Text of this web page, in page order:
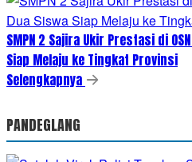
SMPN 2 Sajira Ukir Prestasi di
Siap Melaju ke Tingkat Provinsi
Selengkapnya
PANDEGLANG